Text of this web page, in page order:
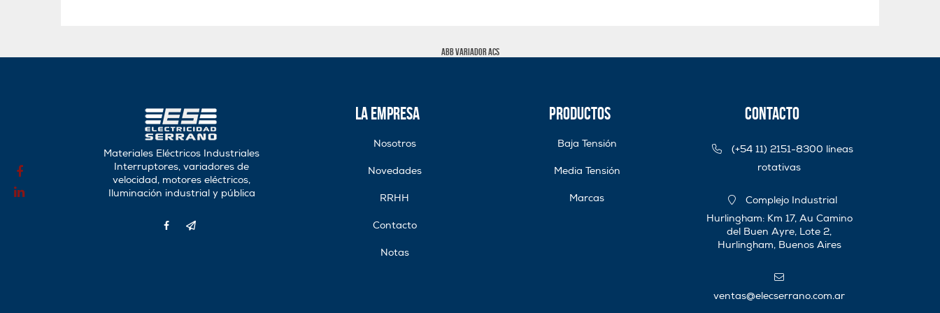
ABB VARIADOR ACS
Materiales Eléctricos Industriales
Interruptores, variadores de
velocidad, motores eléctricos,
Iluminación industrial y pública
La Empresa
Nosotros
Novedades
RRHH
Contacto
Notas
Productos
Baja Tensión
Media Tensión
Marcas
Contacto
(+54 11) 2151-8300 líneas
rotativas
Complejo Industrial
Hurlingham: Km 17, Au Camino
del Buen Ayre, Lote 2,
Hurlingham, Buenos Aires
ventas@elecserrano.com.ar